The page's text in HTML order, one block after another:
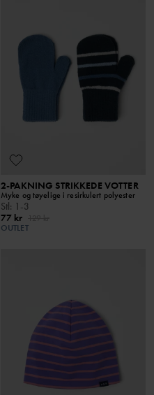
2-PAKNING STRIKKEDE VOTTER
Myke og tøyelige i resirkulert polyester
Stl: 1-3
77 kr
OUTLET